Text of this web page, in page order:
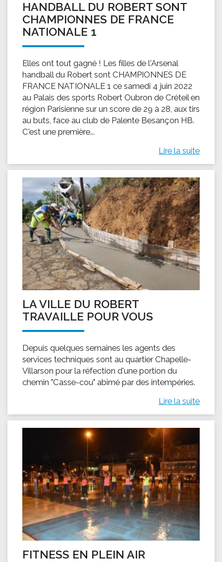
HANDBALL DU ROBERT SONT
CHAMPIONNES DE FRANCE
NATIONALE 1
Elles ont tout gagné ! Les filles de l'Arsenal
handball du Robert sont CHAMPIONNES DE
FRANCE NATIONALE 1 ce samedi 4 juin 2022
au Palais des sports Robert Oubron de Créteil en
région Parisienne sur un score de 29 à 28, aux tirs
au buts, face au club de Palente Besançon HB.
C'est une première...
Lire la suite
LA VILLE DU ROBERT
TRAVAILLE POUR VOUS
Depuis quelques semaines les agents des
services techniques sont au quartier Chapelle-
Villarson pour la réfection d'une portion du
chemin "Casse-cou" abîmé par des intempéries.
Lire la suite
FITNESS EN PLEIN AIR